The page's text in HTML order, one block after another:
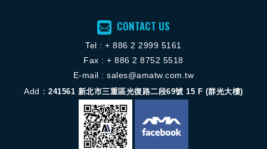
CONTACT US
Tel : + 886 2 2999 5161
Fax : + 886 2 8752 5518
E-mail :sales@amatw.com.tw
Add：241561 新北市三重區光復路二段69號 15 F (群光大樓)